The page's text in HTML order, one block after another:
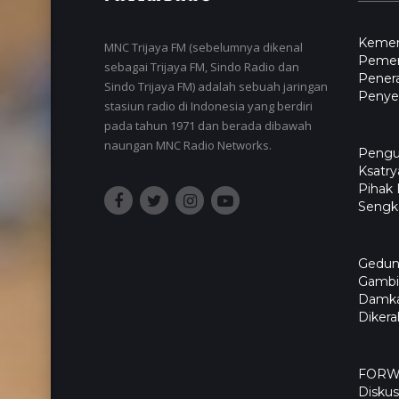
MNC Trijaya FM (sebelumnya dikenal
sebagai Trijaya FM, Sindo Radio dan
Sindo Trijaya FM) adalah sebuah jaringan
stasiun radio di Indonesia yang berdiri
pada tahun 1971 dan berada dibawah
naungan MNC Radio Networks.
Pihak